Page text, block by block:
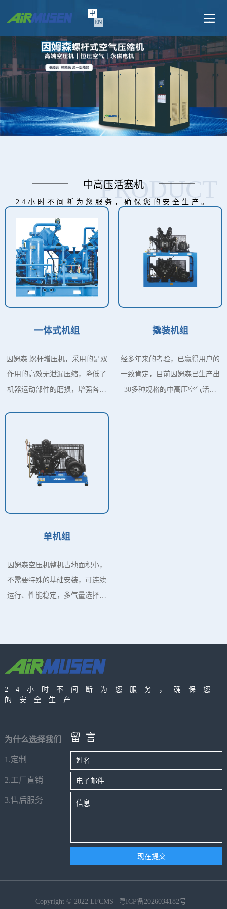
中
EN
中高压活塞机
24小时不间断为您服务，确保您的安全生产。
PRODUCT
一体式机组
因姆森 螺杆增压机，采用的是双
作用的高效无泄漏压缩，降低了
机器运动部件的磨损，增强各元
撬装机组
经多年来的考验，已赢得用户的
一致肯定，目前因姆森已生产出
30多种规格的中高压空气活塞
单机组
因姆森空压机整机占地面积小，
不需要特殊的基础安装，可连续
运行、性能稳定，多气量选择，
24小时不间断为您服务，确保您
的安全生产
为什么选择我们
1.定制
2.工厂直销
3.售后服务
留言
Copyright © 2022 LFCMS 粤ICP备2026034182号